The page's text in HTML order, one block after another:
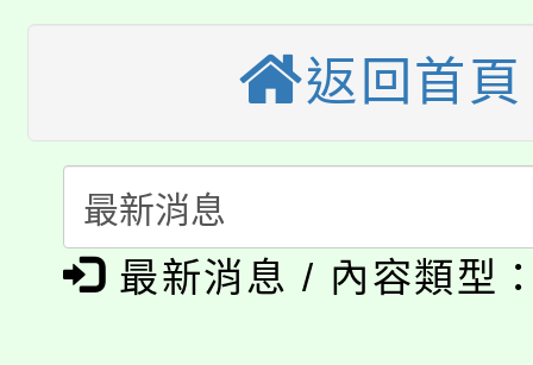
《TA101》溝通分析基
程，歡迎學生輔導中心
心理、諮商輔導、社會
系所師生報名參加。
轉知苗栗縣政府辦理
縣市「校園短影音徵
門員」簡章及活動海報
踴躍報名參加。
桃園市115學年度學生
要點
「桃園市補助參觀特色
展演活動實施計畫」
115年度「教育部表揚
義教育推展貢獻獎」
公告本校115學年度第
返回首頁
最新消息 / 內容類型